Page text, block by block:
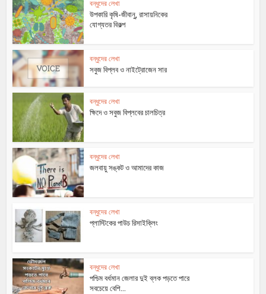
বন্ধুদের লেখা
উপকারি কৃষি-জীবানু, রাসায়নিকের
যোগ্যতর বিকল্প
বন্ধুদের লেখা
সবুজ বিপ্লব ও নাইট্রোজেন সার
বন্ধুদের লেখা
ক্ষিদে ও সবুজ বিপ্লবের চালচিত্র
বন্ধুদের লেখা
জলবায়ু সঙ্কট ও আমাদের কাজ
বন্ধুদের লেখা
প্লাস্টিকের পাউচ রিসাইক্লিং
বন্ধুদের লেখা
পশ্চিম বর্ধমান জেলার দুই ব্লক পড়তে পারে
সবচেয়ে বেশি...